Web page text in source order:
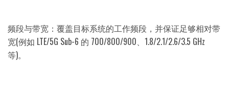
频段与带宽：覆盖目标系统的工作频段，并保证足够相对带
宽(例如 LTE/5G Sub-6 的 700/800/900、1.8/2.1/2.6/3.5 GHz
等)。